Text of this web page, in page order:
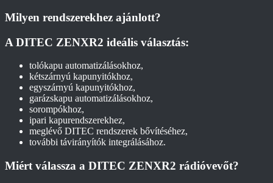
Milyen rendszerekhez ajánlott?
A DITEC ZENXR2 ideális választás:
tolókapu automatizálásokhoz,
kétszárnyú kapunyitókhoz,
egyszárnyú kapunyitókhoz,
garázskapu automatizálásokhoz,
sorompókhoz,
ipari kapurendszerekhez,
meglévő DITEC rendszerek bővítéséhez,
további távirányítók integrálásához.
Miért válassza a DITEC ZENXR2 rádióvevőt?